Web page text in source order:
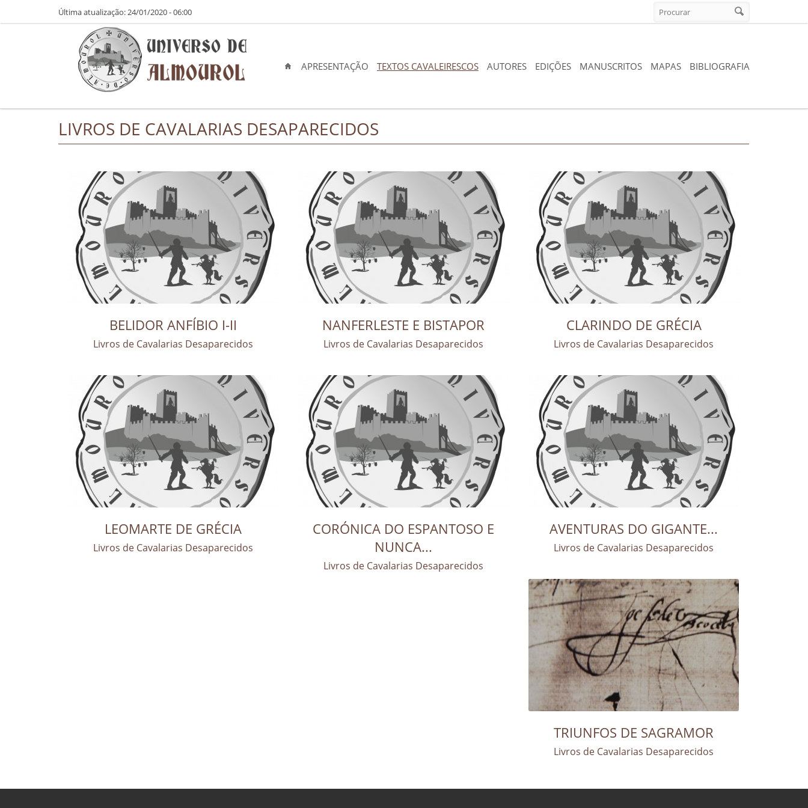
Pasar al contenido principal
Última atualização: 24/01/2020 - 06:00 Formulario de búsqueda
Procurar
APRESENTAÇÃO TEXTOS CAVALEIRESCOS AUTORES EDIÇÕES MANUSCRITOS MAPAS BIBLIOGRAFIA
LIVROS DE CAVALARIAS DESAPARECIDOS
BELIDOR ANFÍBIO I-II
Livros de Cavalarias Desaparecidos
NANFERLESTE E BISTAPOR
Livros de Cavalarias Desaparecidos
CLARINDO DE GRÉCIA
Livros de Cavalarias Desaparecidos
LEOMARTE DE GRÉCIA
Livros de Cavalarias Desaparecidos
CORÓNICA DO ESPANTOSO E
NUNCA...
Livros de Cavalarias Desaparecidos
AVENTURAS DO GIGANTE...
Livros de Cavalarias Desaparecidos
TRIUNFOS DE SAGRAMOR
Livros de Cavalarias Desaparecidos